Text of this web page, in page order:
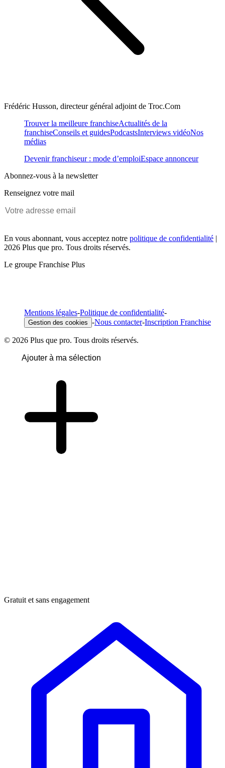
Frédéric Husson, directeur général adjoint de Troc.Com
Trouver la meilleure franchiseActualités de la
franchiseConseils et guidesPodcastsInterviews vidéoNos
médias
Devenir franchiseur : mode d’emploiEspace annonceur
Abonnez-vous à la newsletter
Renseignez votre mail
En vous abonnant, vous acceptez notre politique de confidentialité |
2026 Plus que pro. Tous droits réservés.
Le groupe Franchise Plus
Mentions légales-Politique de confidentialité-
Gestion des cookies -Nous contacter-Inscription Franchise
© 2026 Plus que pro. Tous droits réservés.
Ajouter à ma sélection
Gratuit et sans engagement